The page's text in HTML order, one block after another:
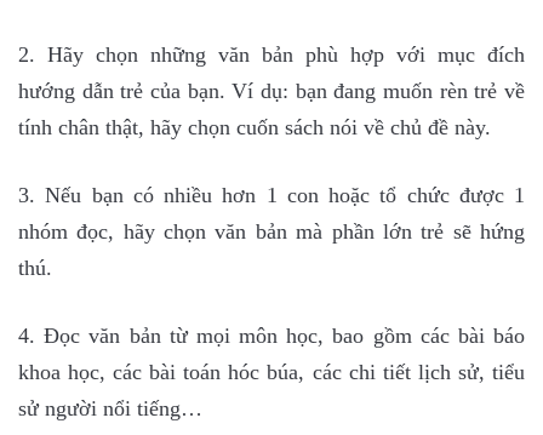
2. Hãy chọn những văn bản phù hợp với mục đích
hướng dẫn trẻ của bạn. Ví dụ: bạn đang muốn rèn trẻ về
tính chân thật, hãy chọn cuốn sách nói về chủ đề này.
3. Nếu bạn có nhiều hơn 1 con hoặc tổ chức được 1
nhóm đọc, hãy chọn văn bản mà phần lớn trẻ sẽ hứng
thú.
4. Đọc văn bản từ mọi môn học, bao gồm các bài báo
khoa học, các bài toán hóc búa, các chi tiết lịch sử, tiểu
sử người nổi tiếng…